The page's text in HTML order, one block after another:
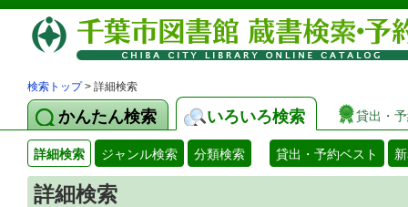
検索トップ> 詳細検索
かんたん検索 いろいろ検索 貸出・
詳細検索 ジャンル検索 分類検索 貸出・予約ベスト
詳細検索